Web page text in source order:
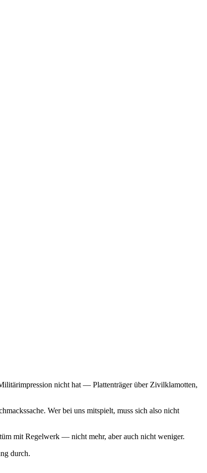
nicht hat — Plattenträger über Zivilklamotten,
Wer bei uns mitspielt, muss sich also nicht
mit Regelwerk — nicht mehr, aber auch nicht weniger.
durch.